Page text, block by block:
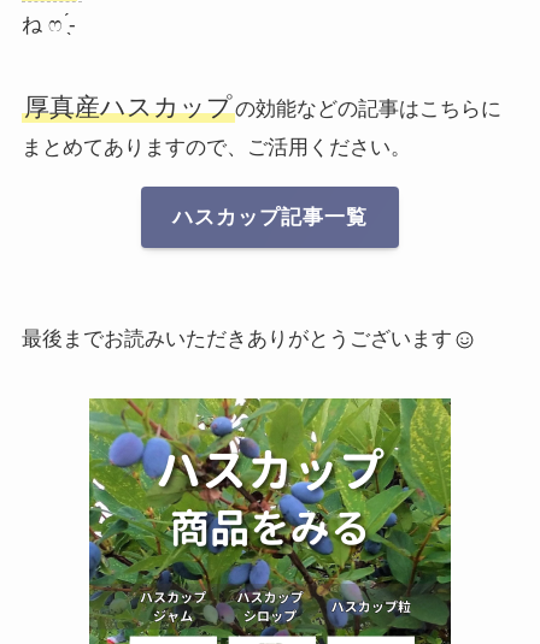
ね ෆ ̖́-
厚真産ハスカップの効能などの記事はこちらに
まとめてありますので、ご活用ください。
ハスカップ記事一覧
最後までお読みいただきありがとうございます